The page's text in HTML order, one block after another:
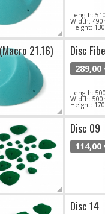
Length:
Width:
Height:
21.16) Disc
289,00
Length:
Width:
Height:
Disc 09
114,00
Disc 14